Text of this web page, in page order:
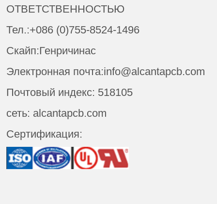
ОТВЕТСТВЕННОСТЬЮ
Тел.:+086 (0)755-8524-1496
Скайп:Генричинас
Электронная почта:info@alcantapcb.com
Почтовый индекс: 518105
сеть: alcantapcb.com
Сертификация: